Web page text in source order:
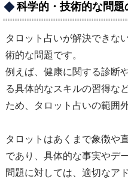
科学的・技術的な問題
タロット占いが解決できな
術的な問題です。
例えば、健康に関する診断
る具体的なスキルの習得な
ため、タロット占いの範囲
タロットはあくまで象徴や
であり、具体的な事実やデ
問題に対しては、適切なア